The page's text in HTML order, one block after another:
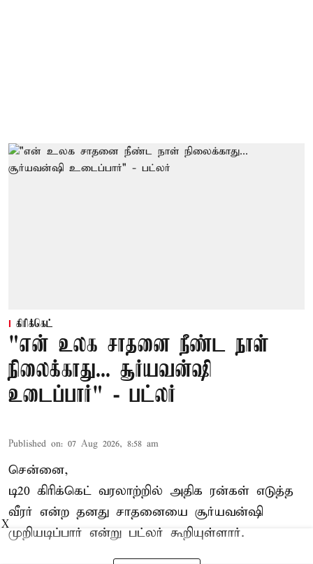
கிரிக்கெட்
"என் உலக சாதனை நீண்ட நாள்
நிலைக்காது... சூர்யவன்ஷி
உடைப்பார்" - பட்லர்
Published on: 07 Aug 2026, 8:58 am
சென்னை,
டி20 கிரிக்கெட் வரலாற்றில் அதிக ரன்கள் எடுத்த
வீரர் என்ற தனது சாதனையை சூர்யவன்ஷி
முறியடிப்பார் என்று பட்லர் கூறியுள்ளார்.
X